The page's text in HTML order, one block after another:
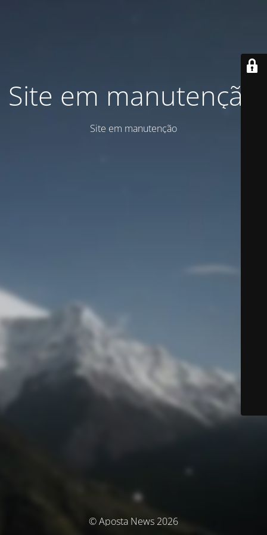
Site em manutenção
Site em manutenção
© Aposta News 2026